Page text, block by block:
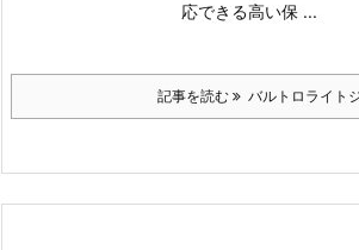
応できる高い保 ...
記事を読む バルトロライト